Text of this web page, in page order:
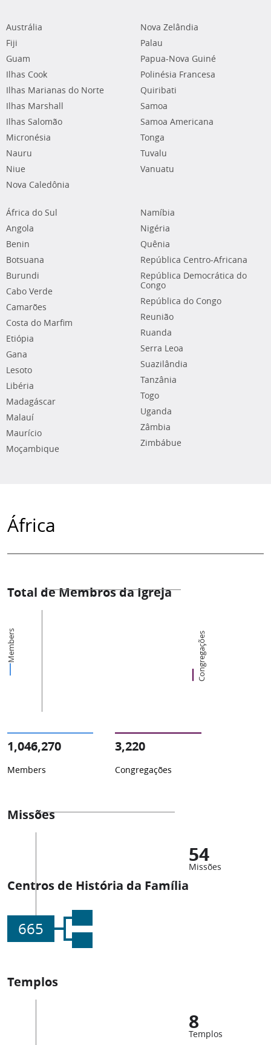
Austrália
Fiji
Guam
Ilhas Cook
Ilhas Marianas do Norte
Ilhas Marshall
Ilhas Salomão
Micronésia
Nauru
Niue
Nova Caledônia
Nova Zelândia
Palau
Papua-Nova Guiné
Polinésia Francesa
Quiribati
Samoa
Samoa Americana
Tonga
Tuvalu
Vanuatu
África do Sul
Angola
Benin
Botsuana
Burundi
Cabo Verde
Camarões
Costa do Marfim
Etiópia
Gana
Lesoto
Libéria
Madagáscar
Malauí
Maurício
Moçambique
Namíbia
Nigéria
Quênia
República Centro-Africana
República Democrática do
Congo
República do Congo
Reunião
Ruanda
Serra Leoa
Suazilândia
Tanzânia
Togo
Uganda
Zâmbia
Zimbábue
África
Total de Membros da Igreja
Members Congregações
1,046,270
Members
3,220
Congregações
Missões
54
Missões
Centros de História da Família
665
Templos
8
Templos